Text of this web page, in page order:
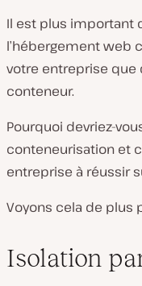
Il est plus important
l’hébergement web
votre entreprise
conteneur.
Pourquoi devriez-
conteneurisation et
entreprise à réussir
Voyons cela de plus
Isolation